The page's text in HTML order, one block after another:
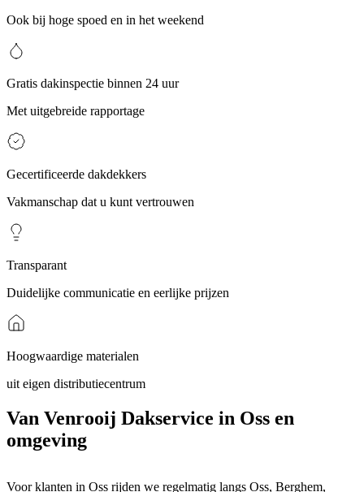
Ook bij hoge spoed en in het weekend
Gratis dakinspectie binnen 24 uur
Met uitgebreide rapportage
Gecertificeerde dakdekkers
Vakmanschap dat u kunt vertrouwen
Transparant
Duidelijke communicatie en eerlijke prijzen
Hoogwaardige materialen
uit eigen distributiecentrum
Van Venrooij Dakservice in Oss en
omgeving
Voor klanten in Oss rijden we regelmatig langs Oss, Berghem,